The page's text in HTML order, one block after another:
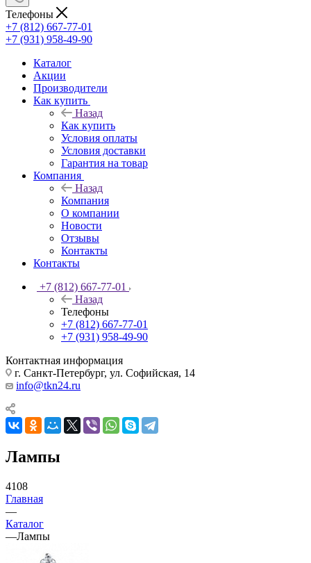
Телефоны
+7 (812) 667-77-01
+7 (931) 958-49-90
Каталог
Акции
Производители
Как купить
Назад
Как купить
Условия оплаты
Условия доставки
Гарантия на товар
Компания
Назад
Компания
О компании
Новости
Отзывы
Контакты
Контакты
+7 (812) 667-77-01
Назад
Телефоны
+7 (812) 667-77-01
+7 (931) 958-49-90
Контактная информация
г. Санкт-Петербург, ул. Софийская, 14
info@tkn24.ru
Лампы
4108
Главная
—
Каталог
—Лампы